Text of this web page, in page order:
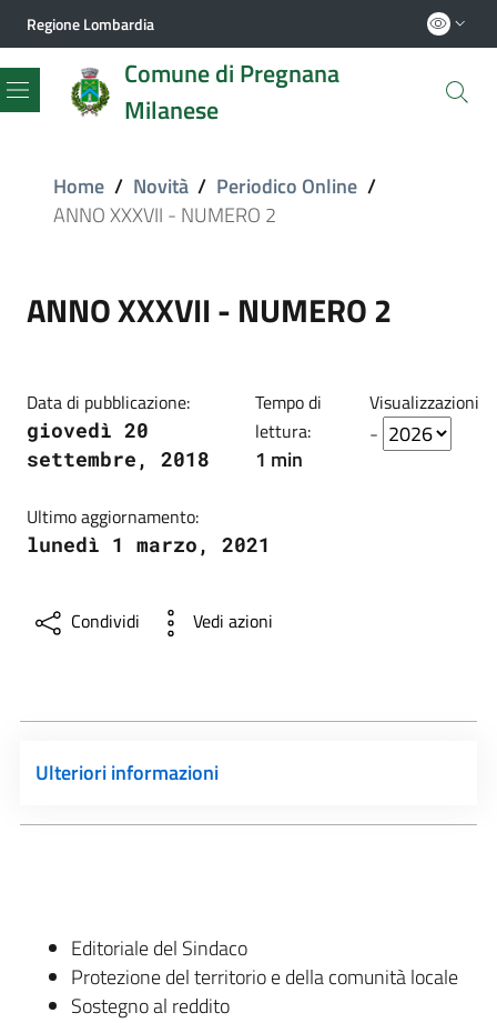
Regione Lombardia
Comune di Pregnana
Milanese
Menu
Home / Novità / Periodico Online /
ANNO XXXVII - NUMERO 2
ANNO XXXVII - NUMERO 2
Data di pubblicazione:
giovedì 20
settembre, 2018
Tempo di
lettura:
1 min
Visualizzazioni
-
Ultimo aggiornamento:
lunedì 1 marzo, 2021
Condividi Vedi azioni
Ulteriori informazioni
Editoriale del Sindaco
Protezione del territorio e della comunità locale
Sostegno al reddito